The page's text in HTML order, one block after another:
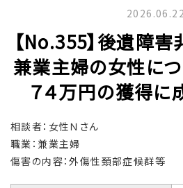
2026.06.22
【No.355】後遺障
兼業主婦の女性につ
７４万円の獲得に
相談者：女性Ｎさん
職業：兼業主婦
傷害の内容：外傷性頚部症候群等